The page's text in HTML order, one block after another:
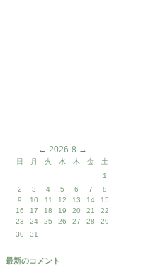
← 2026-8 →
日 月 火 水 木 金
土
1
2
3 4 5 6 7
8
9
10 11 12 13 14
15
16
17 18 19 20 21
22
23
24 25 26 27 28
29
30
31
最新のコメント